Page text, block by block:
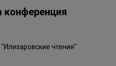
конференция
чтения"